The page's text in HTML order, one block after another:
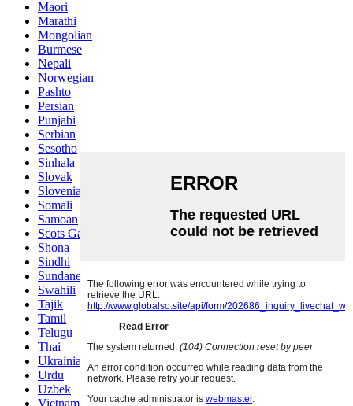
Maori
Marathi
Mongolian
Burmese
Nepali
Norwegian
Pashto
Persian
Punjabi
Serbian
Sesotho
Sinhala
Slovak
Slovenian
Somali
Samoan
Scots Gaelic
Shona
Sindhi
Sundanese
Swahili
Tajik
Tamil
Telugu
Thai
Ukrainian
Urdu
Uzbek